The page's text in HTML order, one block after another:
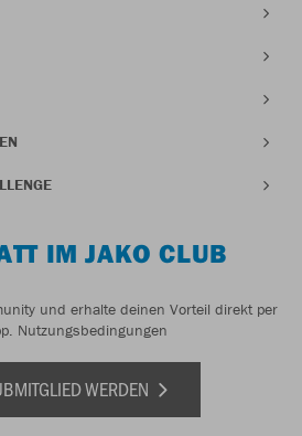
IM JAKO CLUB
und erhalte deinen Vorteil direkt per
Nutzungsbedingungen
WERDEN